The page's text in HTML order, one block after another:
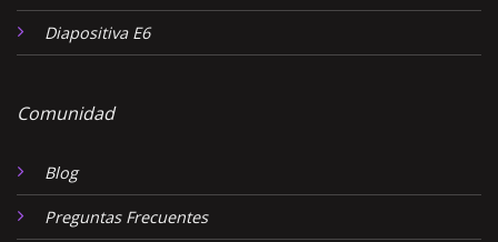
Diapositiva E6
Comunidad
Blog
Preguntas Frecuentes